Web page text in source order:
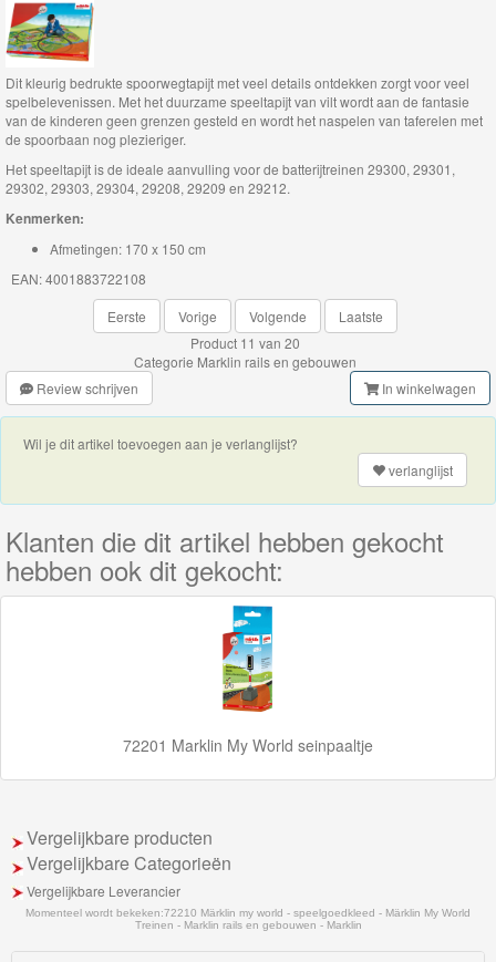
rails
en
gebouwen
Marklin
Reserveonderdelen
Nieuwe
artikelen
2024
Start-
Up
Treinen
Thomas
Trackmaster
motorized
de
hout
Thomas
Adventures
Dit kleurig bedrukte spoorwegtapijt met veel details ontdekken zorgt voor veel
spelbelevenissen. Met het duurzame speeltapijt van vilt wordt aan de fantasie
van de kinderen geen grenzen gesteld en wordt het naspelen van taferelen met
de spoorbaan nog plezieriger.
Het speeltapijt is de ideale aanvulling voor de batterijtreinen 29300, 29301,
29302, 29303, 29304, 29208, 29209 en 29212.
Kenmerken:
Afmetingen: 170 x 150 cm
EAN: 4001883722108
Eerste
Vorige Volgende
Laatste
Product 11 van 20
Categorie Marklin rails en gebouwen
Review schrijven
In winkelwagen
Wil je dit artikel toevoegen aan je verlanglijst?
verlanglijst
Klanten die dit artikel hebben gekocht
hebben ook dit gekocht:
72201 Marklin My World seinpaaltje
Vergelijkbare producten
Vergelijkbare Categorieën
Vergelijkbare Leverancier
Momenteel wordt bekeken:72210 Märklin my world - speelgoedkleed - Märklin My World
Treinen - Marklin rails en gebouwen - Marklin